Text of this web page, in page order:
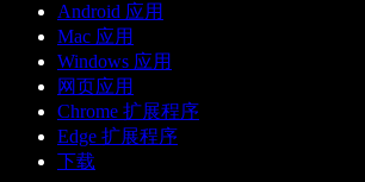
Android 应用
Mac 应用
Windows 应用
网页应用
Chrome 扩展程序
Edge 扩展程序
下载